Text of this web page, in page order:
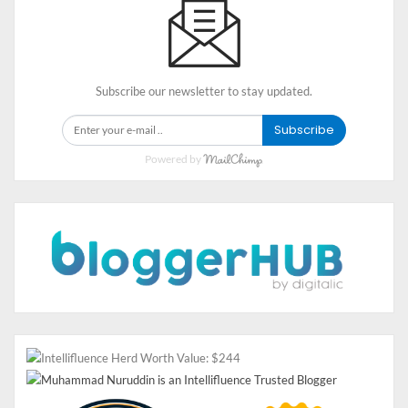
Nippon merupakan cat eksterior mudah dan berkualitas
Cat ini diformulasikan khusus untuk mampu melindungi
permukaan dinding luar terhadap cuaca ekstrim.
Cat ini menggunakan teknologi “Sunblock Technology”
untuk membantu warna cat agar tidak memudar yang
disebabkan oleh cahaya matahari, kotoran, dan lumut.
5. Belmont All In One
Terakhir adalah cat eksterior murah dan berkualitas dari
rembesan air.
Cat Belmont ini selain waterproofing yang dapat
Subscribe our newsletter to stay updated.
Subscribe
Powered by